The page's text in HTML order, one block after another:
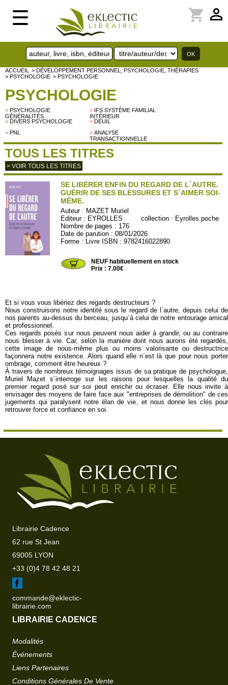
☰ perm_identity
shopping_cart
ACCUEIL
> DÉVELOPPEMENT PERSONNEL, PSYCHOLOGIE, THÉRAPIES
> PSYCHOLOGIE > PSYCHOLOGIE
PSYCHOLOGIE
> PSYCHOLOGIE
GÉNÉRALITÉS
> IFS SYSTÈME FAMILIAL
INTÉRIEUR
> DIVERS PSYCHOLOGIE >DEUIL
> PNL >ANALYSE
TRANSACTIONNELLE
TOUS LES TITRES
> VOIR TOUS LES TITRES
SE LIBÉRER ENFIN DU REGARD DE L´AUTRE.
GUÉRIR DE SES BLESSURES ET S´AIMER SOI-
MÊME.
Auteur : MAZET Muriel
Editeur : EYROLLES collection : Eyrolles poche
Nombre de pages : 176
Date de parution : 08/01/2026
Forme : Livre ISBN : 9782416022890
NEUF habituellement en stock
Prix : 7.00€
Et si vous vous libériez des regards destructeurs ?
Nous construisons notre identité sous le regard de l´autre, depuis celui de
nos parents au-dessus du berceau, jusqu´à celui de notre entourage amical
et professionnel.
Ces regards posés sur nous peuvent nous aider à grandir, ou au contraire
nous blesser à vie. Car, selon la manière dont nous aurons été regardés,
cette image de nous-même plus ou moins valorisante ou destructrice
façonnera notre existence. Alors quand elle n´est là que pour nous porter
ombrage, comment être heureux ?
À travers de nombreux témoignages issus de sa pratique de psychologue,
Muriel Mazet s´interroge sur les raisons pour lesquelles la qualité du
premier regard posé sur soi peut enrichir ou écraser. Elle nous invite à
envisager des moyens de faire face aux "entreprises de démolition" de ces
jugements qui paralysent notre élan de vie, et nous donne les clés pour
retrouver force et confiance en soi.
Librairie Cadence
62 rue St Jean
69005 LYON
+33 (0)4 78 42 48 21
commande@eklectic-
librairie.com
LIBRAIRIE CADENCE
Modalités
Événements
Liens Partenaires
Conditions Générales De Vente